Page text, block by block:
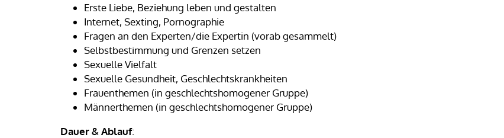
Erste Liebe, Beziehung leben und gestalten
Internet, Sexting, Pornographie
Fragen an den Experten/die Expertin (vorab gesammelt)
Selbstbestimmung und Grenzen setzen
Sexuelle Vielfalt
Sexuelle Gesundheit, Geschlechtskrankheiten
Frauenthemen (in geschlechtshomogener Gruppe)
Männerthemen (in geschlechtshomogener Gruppe)
Dauer & Ablauf: